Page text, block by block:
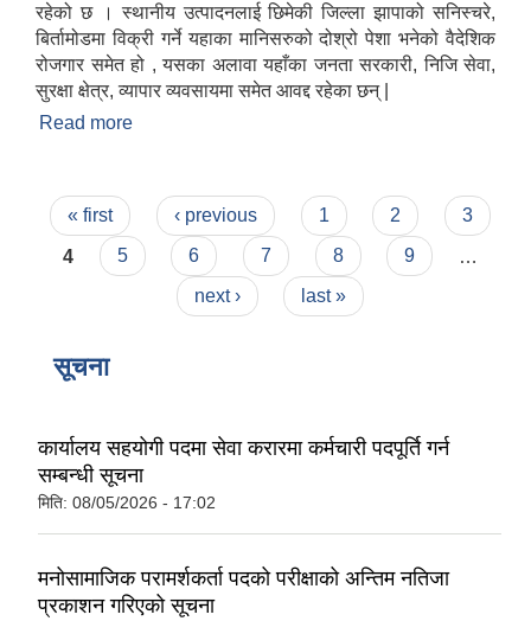
रहेको छ । स्थानीय उत्पादनलाई छिमेकी जिल्ला झापाको सनिस्चरे,
बिर्तामोडमा विक्री गर्ने यहाका मानिसरुको दोश्रो पेशा भनेको वैदेशिक
रोजगार समेत हो , यसका अलावा यहाँका जनता सरकारी, निजि सेवा,
सुरक्षा क्षेत्र, व्यापार व्यवसायमा समेत आवद्द रहेका छन् |
Read more
Pages
« first ‹ previous 1 2
3
4
5 6 7 8 9
next ›
last »
सूचना
कार्यालय सहयोगी पदमा सेवा करारमा कर्मचारी पदपूर्ति गर्न
सम्बन्धी सूचना
मिति: 08/05/2026 - 17:02
मनोसामाजिक परामर्शकर्ता पदको परीक्षाको अन्तिम नतिजा
प्रकाशन गरिएको सूचना